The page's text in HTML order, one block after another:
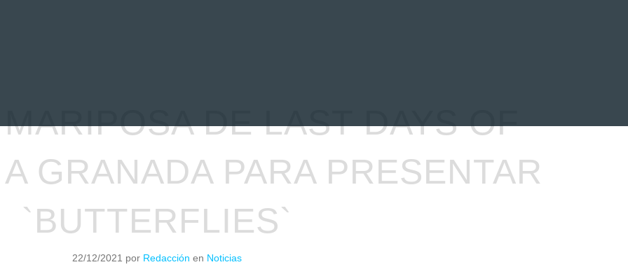
DE LAST DAYS OF
GRANADA PARA PRESENTAR
`BUTTERFLIES`
22/12/2021 por Redacción en Noticias